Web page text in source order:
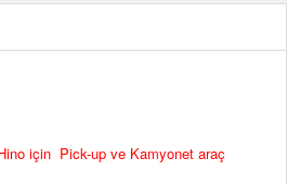
için Pick-up ve Kamyonet araç